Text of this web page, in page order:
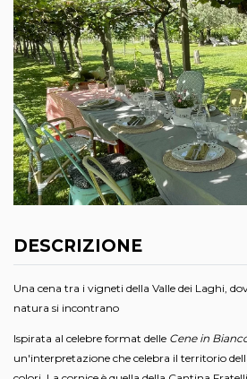
DESCRIZIONE
Una cena tra i vigneti della Valle dei Laghi,
natura si incontrano
Ispirata al celebre format delle Cene in
un'interpretazione che celebra il territorio